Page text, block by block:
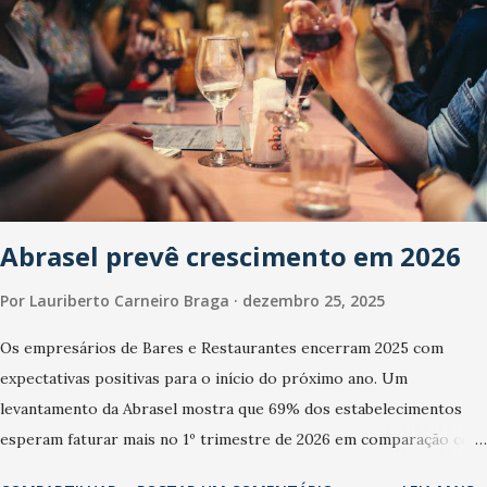
Abrasel prevê crescimento em 2026
Por Lauriberto Carneiro Braga dezembro 25, 2025
Os empresários de Bares e Restaurantes encerram 2025 com
expectativas positivas para o início do próximo ano. Um
levantamento da Abrasel mostra que 69% dos estabelecimentos
esperam faturar mais no 1º trimestre de 2026 em comparação com